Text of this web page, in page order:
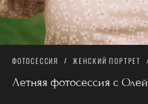
ФОТОСЕССИЯ ЖЕНСКИЙ ПОРТРЕТ
Летняя фотосессия с Олей